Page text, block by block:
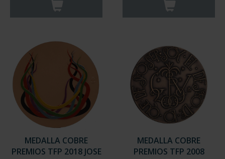
MEDALLA COBRE
PREMIOS TFP 2018 JOSE
MEDALLA COBRE
PREMIOS TFP 2008